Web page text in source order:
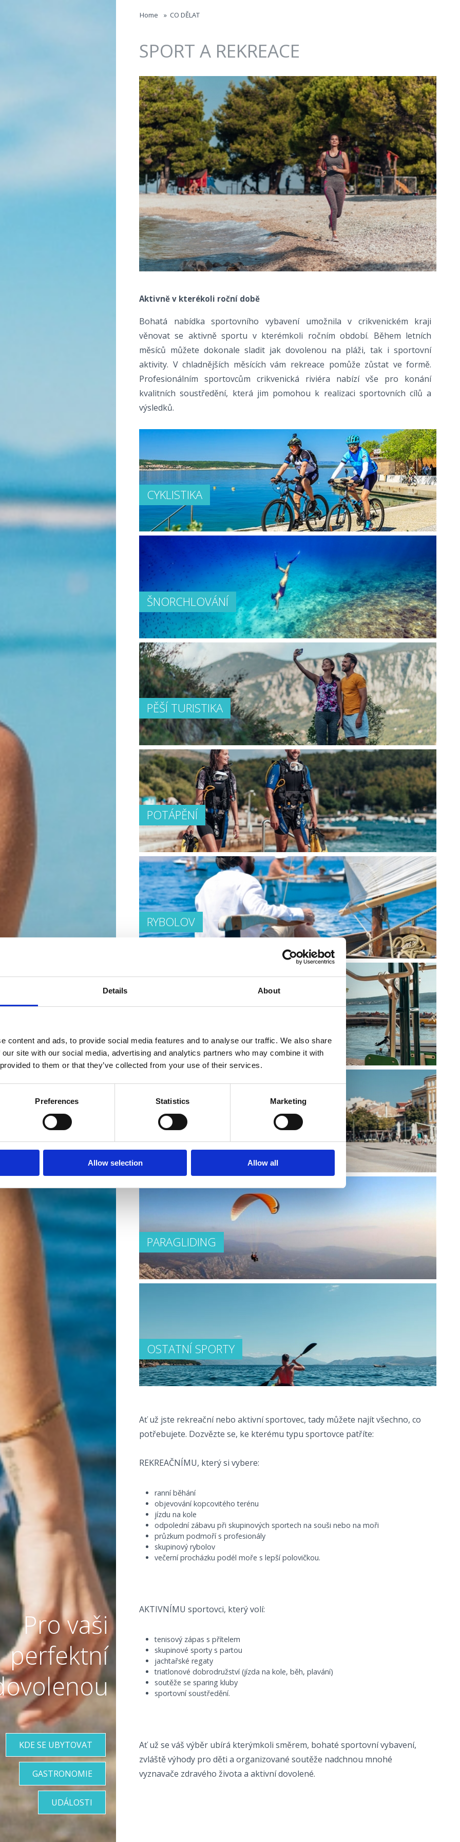
Details About
content and ads, to provide social media features and to analyse our traffic. We also share
site with our social media, advertising and analytics partners who may combine it with
to them or that they’ve collected from your use of their services.
Preferences Statistics Marketing
Allow selection Allow all
Home » CO DĚLAT
SPORT A REKREACE
Aktivně v kterékoli roční době
Bohatá nabídka sportovního vybavení umožnila v crikvenickém kraji
věnovat se aktivně sportu v kterémkoli ročním období. Během letních
měsíců můžete dokonale sladit jak dovolenou na pláži, tak i sportovní
aktivity. V chladnějších měsících vám rekreace pomůže zůstat ve formě.
Profesionálním sportovcům crikvenická riviéra nabízí vše pro konání
kvalitních soustředění, která jim pomohou k realizaci sportovních cílů a
výsledků.
CYKLISTIKA
ŠNORCHLOVÁNÍ
PĚŠÍ TURISTIKA
POTÁPĚNÍ
RYBOLOV
SPORTOVNĚ-REKREAČNÍ CENTRA
PARAGLIDING
OSTATNÍ SPORTY
Ať už jste rekreační nebo aktivní sportovec, tady můžete najít všechno, co
potřebujete. Dozvězte se, ke kterému typu sportovce patříte:
REKREAČNÍMU, který si vybere:
ranní běhání
objevování kopcovitého terénu
jízdu na kole
odpolední zábavu při skupinových sportech na souši nebo na moři
průzkum podmoří s profesionály
skupinový rybolov
večerní procházku podél moře s lepší polovičkou.
AKTIVNÍMU sportovci, který volí:
tenisový zápas s přítelem
skupinové sporty s partou
jachtařské regaty
triatlonové dobrodružství (jízda na kole, běh, plavání)
soutěže se sparing kluby
sportovní soustředění.
Ať už se váš výběr ubírá kterýmkoli směrem, bohaté sportovní vybavení,
zvláště výhody pro děti a organizované soutěže nadchnou mnohé
vyznavače zdravého života a aktivní dovolené.
Pro vaši
perfektní
KDE SE UBYTOVAT
GASTRONOMIE
UDÁLOSTI